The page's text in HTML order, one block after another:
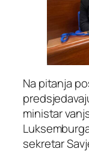
Na pitanja
ministar
sekretar